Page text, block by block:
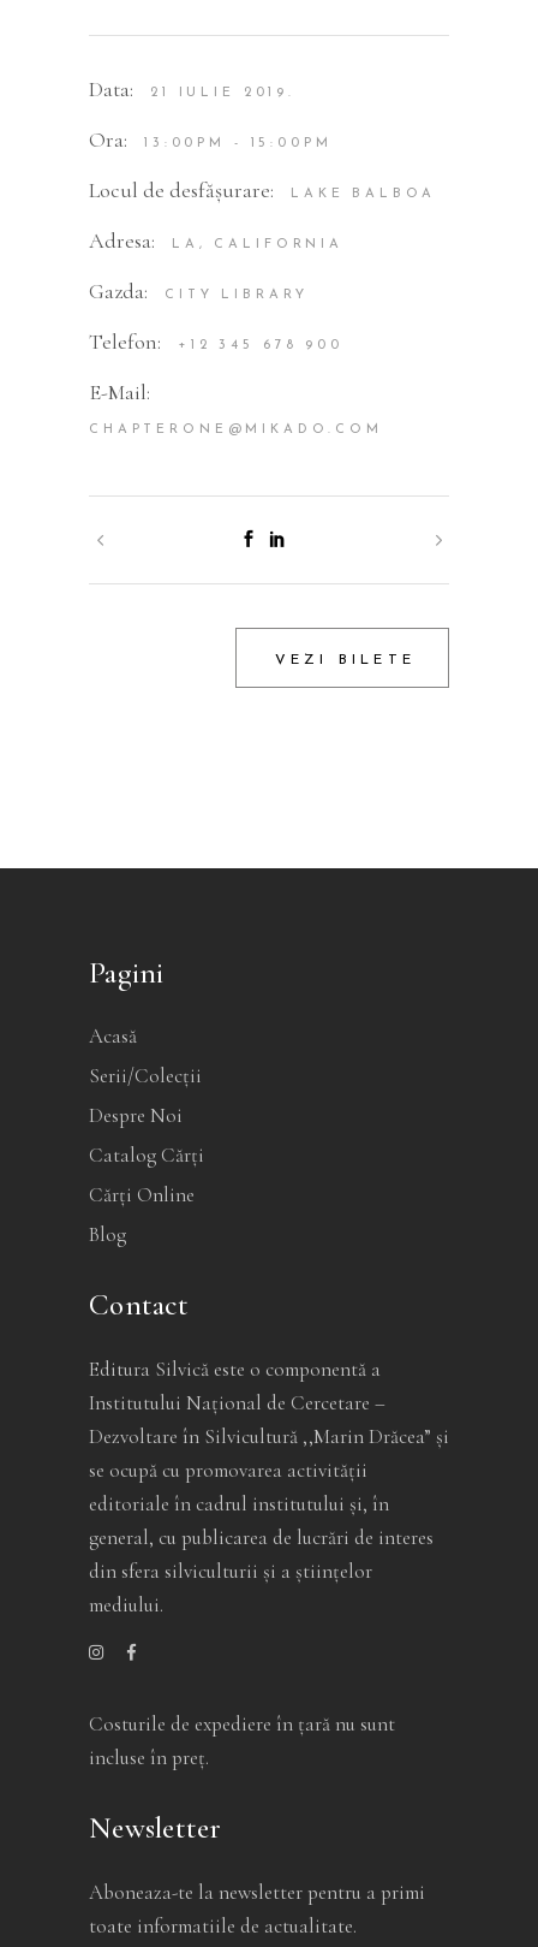
Data: 21 IULIE 2019.
Ora: 13:00PM - 15:00PM
Locul de desfășurare: LAKE BALBOA
Adresa: LA, CALIFORNIA
Gazda: CITY LIBRARY
Telefon: +12 345 678 900
E-Mail:
CHAPTERONE@MIKADO.COM
VEZI BILETE
Pagini
Acasă
Serii/Colecții
Despre Noi
Catalog Cărți
Cărți Online
Blog
Contact
Editura Silvică este o componentă a
Institutului Național de Cercetare –
Dezvoltare în Silvicultură ,,Marin Drăcea” și
se ocupă cu promovarea activității
editoriale în cadrul institutului și, în
general, cu publicarea de lucrări de interes
din sfera silviculturii și a științelor
mediului.
Costurile de expediere în ţară nu sunt
incluse în preţ.
Newsletter
Aboneaza-te la newsletter pentru a primi
toate informatiile de actualitate.